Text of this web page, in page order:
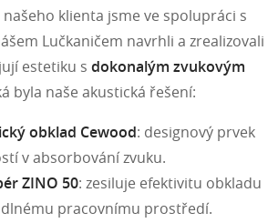
našeho klienta jsme ve spolupráci s
Lučkaničem navrhli a zrealizovali
estetiku s dokonalým zvukovým
byla naše akustická řešení:
obklad Cewood: designový prvek
v absorbování zvuku.
ZINO 50: zesiluje efektivitu obkladu
pracovnímu prostředí.